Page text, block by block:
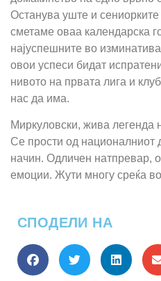
Останува уште и сениорките
сметаме оваа календарска
најуспешните во
овои успеси бидат
нивото на првата лига и
нас да има.
Миркуловски, жива легенда
Се прости од националниот
начин. Одличен натпревар,
емоции. Жути многу среќа
СПОДЕЛИ НА